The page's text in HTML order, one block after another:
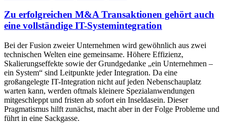
Zu erfolgreichen M&A Transaktionen gehört auch
eine vollständige IT-Systemintegration
Bei der Fusion zweier Unternehmen wird gewöhnlich aus zwei
technischen Welten eine gemeinsame. Höhere Effizienz,
Skalierungseffekte sowie der Grundgedanke „ein Unternehmen –
ein System“ sind Leitpunkte jeder Integration. Da eine
großangelegte IT-Integration nicht auf jeden Nebenschauplatz
warten kann, werden oftmals kleinere Spezialanwendungen
mitgeschleppt und fristen ab sofort ein Inseldasein. Dieser
Pragmatismus hilft zunächst, macht aber in der Folge Probleme und
führt in eine Sackgasse.